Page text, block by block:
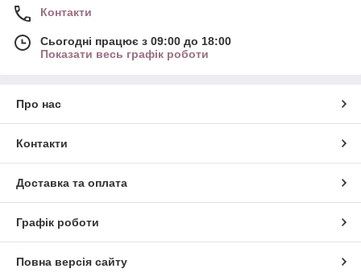
Контакти
Сьогодні працює з 09:00 до 18:00
Показати весь графік роботи
Про нас
Контакти
Доставка та оплата
Графік роботи
Повна версія сайту